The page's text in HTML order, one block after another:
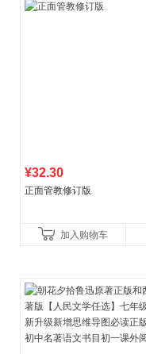
¥32.30
正面管教修订版
加入购物车